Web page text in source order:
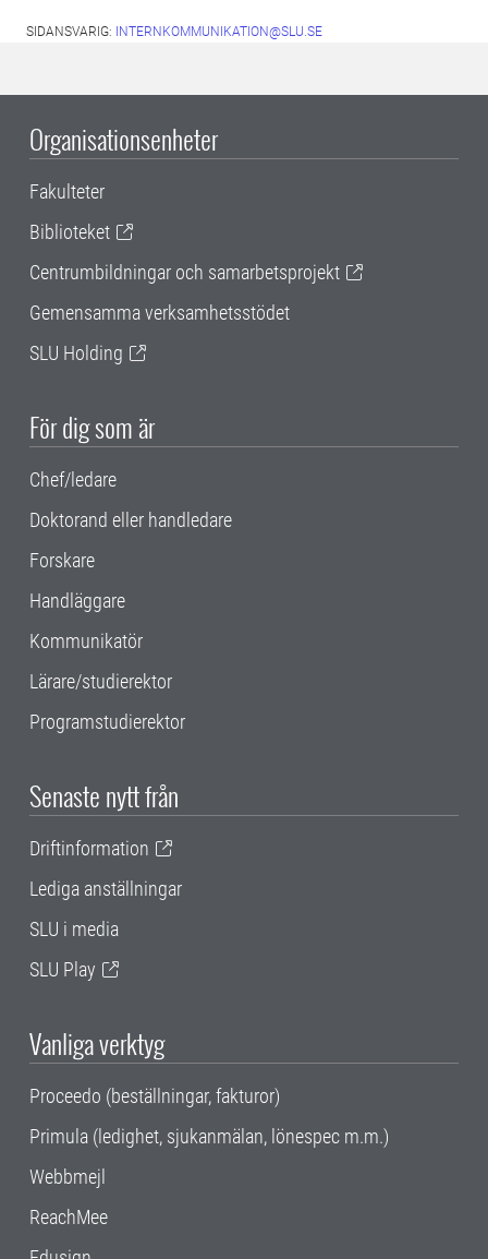
SIDANSVARIG: INTERNKOMMUNIKATION@SLU.SE
Organisationsenheter
Fakulteter
Biblioteket
Centrumbildningar och samarbetsprojekt
Gemensamma verksamhetsstödet
SLU Holding
För dig som är
Chef/ledare
Doktorand eller handledare
Forskare
Handläggare
Kommunikatör
Lärare/studierektor
Programstudierektor
Senaste nytt från
Driftinformation
Lediga anställningar
SLU i media
SLU Play
Vanliga verktyg
Proceedo (beställningar, fakturor)
Primula (ledighet, sjukanmälan, lönespec m.m.)
Webbmejl
ReachMee